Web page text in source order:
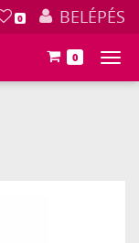
0 BELÉPÉS
0